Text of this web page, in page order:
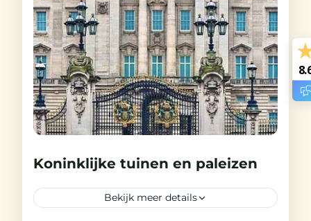
Koninklijke tuinen en paleizen
Bekijk meer details